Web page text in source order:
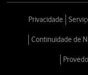
Privacidade
Continuidade de